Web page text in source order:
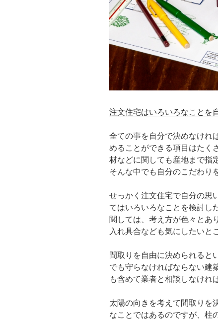
注文住宅はいろいろなことを
全ての事を自分で決めなけれ
めることができる項目はたく
材などに関しても産地まで指
そんな中でも自分のこだわり
せっかく注文住宅で自分の思
てはいろいろなことを検討し
関しては、考え方が色々とあ
入れ具合なども気にしたいと
間取りを自由に決められると
でも守らなければならない建
も含めて業者と相談しなけれ
太陽の向きを考えて間取りを
なことではあるのですが、柱